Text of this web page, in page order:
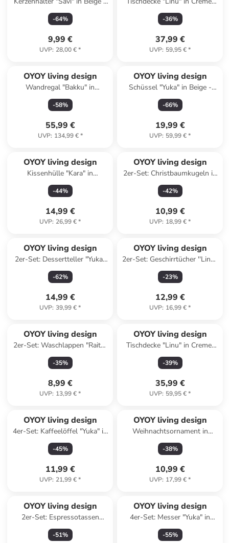
Ø 17 cm
-64%
9,99 €
UVP: 28,00 €*
Schwarz - (L)200 x (B)140 cm
-36%
37,99 €
UVP: 59,95 €*
OYOY living design
Wandregal "Bakku" in
Schwarz - (L)80 x (B)16 x
(H)6,5 cm
-58%
55,99 €
UVP: 134,99 €*
OYOY living design
Schüssel "Yuka" in Beige -
Ø28 x (H)9,2 cm
-66%
19,99 €
UVP: 59,99 €*
OYOY living design
Kissenhülle "Kara" in
Hellbraun - (L)50 x (B)50 cm
-44%
14,99 €
UVP: 26,99 €*
OYOY living design
2er-Set: Christbaumkugeln in
Bunt
-42%
10,99 €
UVP: 18,99 €*
OYOY living design
2er-Set: Dessertteller "Yuka"
in Beige - Ø 22 cm
-62%
14,99 €
UVP: 39,99 €*
OYOY living design
2er-Set: Geschirrtücher ''Linu''
in Beige/ Rot - (L)45 x (B)45
cm
-23%
12,99 €
UVP: 16,99 €*
OYOY living design
2er-Set: Waschlappen "Raita"
in Beige - (L)30 x (B)30 cm
-35%
8,99 €
UVP: 13,99 €*
OYOY living design
Tischdecke "Linu" in Creme/
Hellblau - (L)200 x (B)140 cm
-39%
35,99 €
UVP: 59,95 €*
OYOY living design
4er-Set: Kaffeelöffel "Yuka" in
Silber - (H)14 cm
-45%
11,99 €
UVP: 21,99 €*
OYOY living design
Weihnachtsornament in
Creme - Ø 30 cm
-38%
10,99 €
UVP: 17,99 €*
OYOY living design
2er-Set: Espressotassen
"Yuka" in Beige - (B)8 x (H)7,5
x (L)11 cm
-51%
OYOY living design
4er-Set: Messer "Yuka" in
Silber - (H)20 cm
-55%